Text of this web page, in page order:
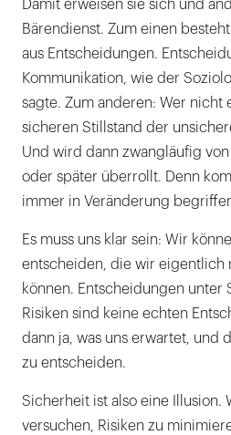
Damit erweisen sie sich und
Bärendienst. Zum einen
aus Entscheidungen.
Kommunikation, wie der
sagte. Zum anderen: Wer nicht
sicheren Stillstand der
Und wird dann zwangläufig
oder später überrollt. Denn
immer in Veränderung
Es muss uns klar sein: Wir
entscheiden, die wir eigentlich
können. Entscheidungen unter
Risiken sind keine echten
dann ja, was uns erwartet, und
zu entscheiden.
Sicherheit ist also eine Illusion.
versuchen, Risiken zu